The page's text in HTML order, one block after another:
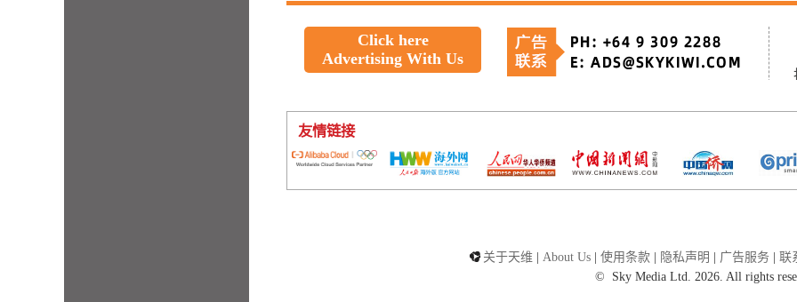
Click here
Advertising With Us
友情链接
关于天维 About Us 使用条款 隐私声明 广告服务 联
©
Sky Media Ltd. 2026. All rights